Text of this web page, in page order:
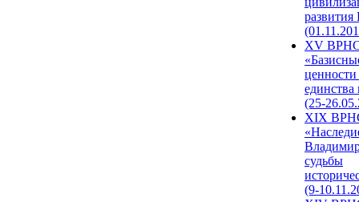
развития
XV
единства
(25-
XIX
судьбы
(9-